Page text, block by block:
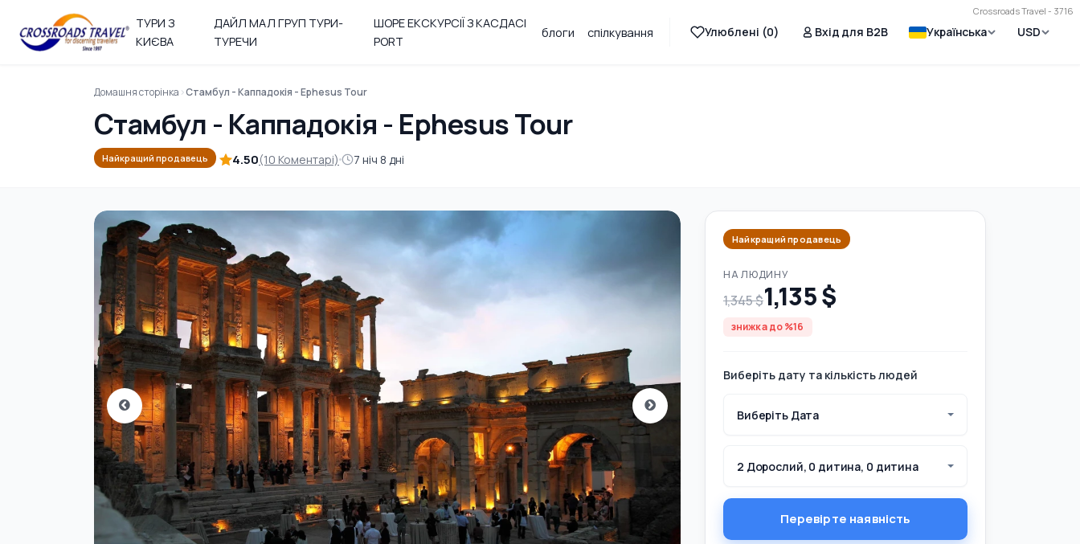
Crossroads Travel - 3716
ТУРИ З
КИЄВА
ДАЙЛ МАЛ ГРУП ТУРИ-
ТУРЕЧИ
ШОРЕ ЕКСКУРСІЇ З КАСДАСІ
PORT
блоги спілкування Улюблені (0) Вхід для B2B Українська USD
Домашня сторінка Стамбул - Каппадокія - Ephesus Tour
Стамбул - Каппадокія - Ephesus Tour
Найкращий продавець 4.50(10 Коментарі) 7 ніч 8 дні
Найкращий продавець
НА ЛЮДИНУ
1,345 $1,135 $
знижка до %16
Виберіть дату та кількість людей
Виберіть Дата
2 Дорослий, 0 дитина, 0 дитина
Перевірте наявність